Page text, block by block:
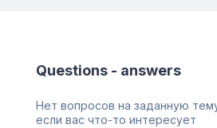
Questions - answers
Нет вопросов на заданную
если вас что-то интересует